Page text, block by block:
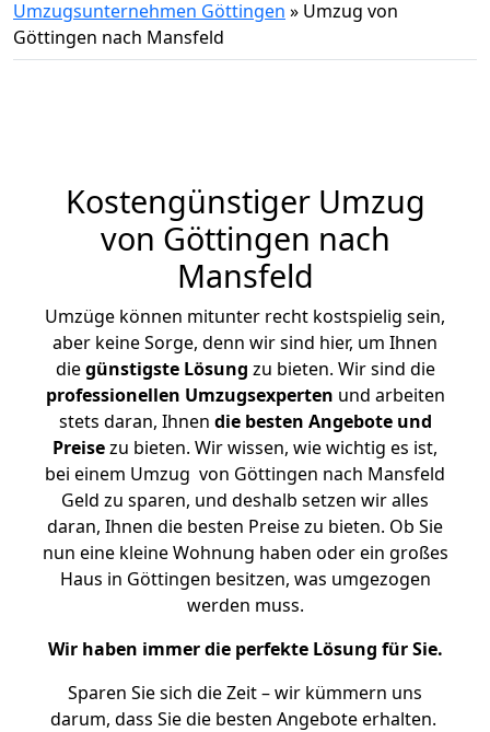
Umzugsunternehmen Göttingen » Umzug von
Göttingen nach Mansfeld
Kostengünstiger Umzug
von Göttingen nach
Mansfeld
Umzüge können mitunter recht kostspielig sein,
aber keine Sorge, denn wir sind hier, um Ihnen
diegünstigste Lösung zu bieten. Wir sind die
professionellen Umzugsexperten und arbeiten
stets daran, Ihnen die besten Angebote und
Preisezu bieten. Wir wissen, wie wichtig es ist,
bei einem Umzug von Göttingen nach Mansfeld
Geld zu sparen, und deshalb setzen wir alles
daran, Ihnen die besten Preise zu bieten. Ob Sie
nun eine kleine Wohnung haben oder ein großes
Haus in Göttingen besitzen, was umgezogen
werden muss.
Wir haben immer die perfekte Lösung für Sie.
Sparen Sie sich die Zeit – wir kümmern uns
darum, dass Sie die besten Angebote erhalten.